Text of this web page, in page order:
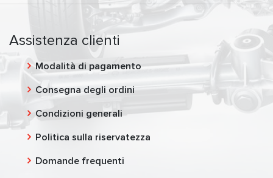
Assistenza clienti
Modalità di pagamento
Consegna degli ordini
Condizioni generali
Politica sulla riservatezza
Domande frequenti